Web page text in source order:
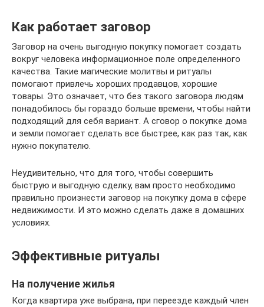
Как работает заговор
Заговор на очень выгодную покупку помогает создать
вокруг человека информационное поле определенного
качества. Такие магические молитвы и ритуалы
помогают привлечь хороших продавцов, хорошие
товары. Это означает, что без такого заговора людям
понадобилось бы гораздо больше времени, чтобы найти
подходящий для себя вариант. А сговор о покупке дома
и земли помогает сделать все быстрее, как раз так, как
нужно покупателю.
Неудивительно, что для того, чтобы совершить
быструю и выгодную сделку, вам просто необходимо
правильно произнести заговор на покупку дома в сфере
недвижимости. И это можно сделать даже в домашних
условиях.
Эффективные ритуалы
На получение жилья
Когда квартира уже выбрана, при переезде каждый член